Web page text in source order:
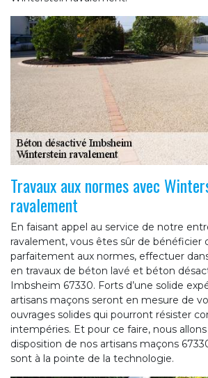
Travaux aux normes avec
ravalement
En faisant appel au service de notre
ravalement, vous êtes sûr de bénéficier
parfaitement aux normes, effectuer
en travaux de béton lavé et béton
Imbsheim 67330. Forts d’une solide
artisans maçons seront en mesure de
ouvrages solides qui pourront résister
intempéries. Et pour ce faire, nous
disposition de nos artisans maçons
sont à la pointe de la technologie.